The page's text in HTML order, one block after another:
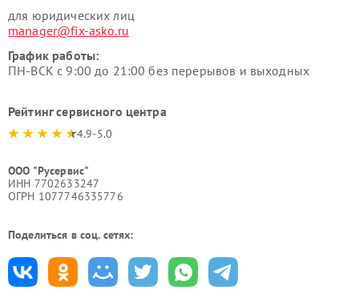
для юридических лиц
manager@fix-asko.ru
График работы:
ПН-ВСК с 9:00 до 21:00 без перерывов и выходных
Рейтинг сервисного центра
4.9-5.0
ООО "Русервис"
ИНН 7702633247
ОГРН 1077746335776
Поделиться в соц. сетях: